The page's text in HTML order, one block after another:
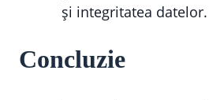
și integritatea datelor.
Concluzie